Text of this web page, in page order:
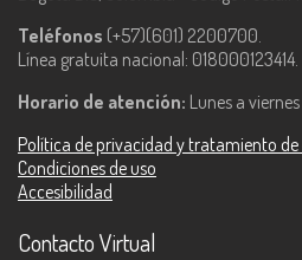
Teléfonos (+57)(601) 2200700.
Línea gratuita nacional: 018000123414.
Horario de atención: Lunes a
Política de privacidad y tratamiento
Condiciones de uso
Accesibilidad
Contacto Virtual